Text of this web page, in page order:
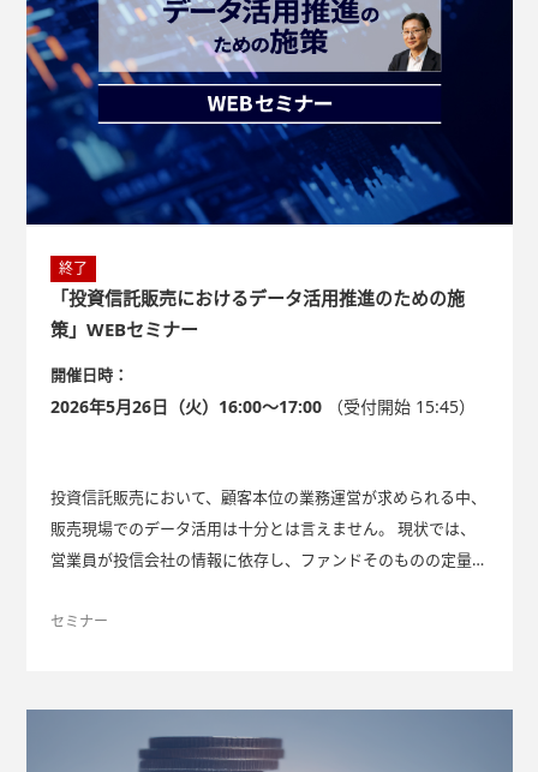
終了
「投資信託販売におけるデータ活用推進のための施
策」WEBセミナー
開催日時：
2026年5月26日（火）16:00～17:00 （受付開始 15:45）
投資信託販売において、顧客本位の業務運営が求められる中、
販売現場でのデータ活用は十分とは言えません。 現状では、
営業員が投信会社の情報に依存し、ファンドそのものの定量分
こうした課題を解決し、販売力と顧客満足度を高めるための具
セミナー